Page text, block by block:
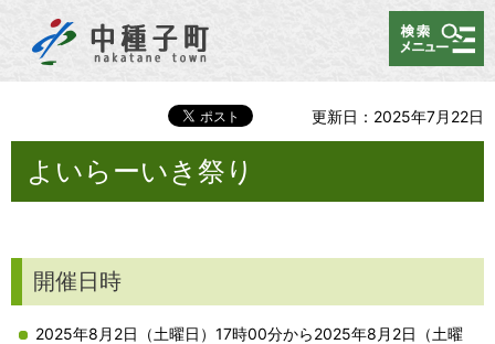
メニュー
更新日：2025年7月22日
よいらーいき祭り
開催日時
2025年8月2日（土曜日）17時00分から2025年8月2日（土曜